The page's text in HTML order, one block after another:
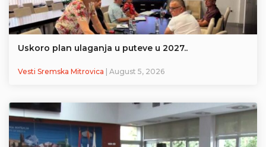
Uskoro plan ulaganja u puteve u 2027..
Vesti Sremska Mitrovica | August 5, 2026